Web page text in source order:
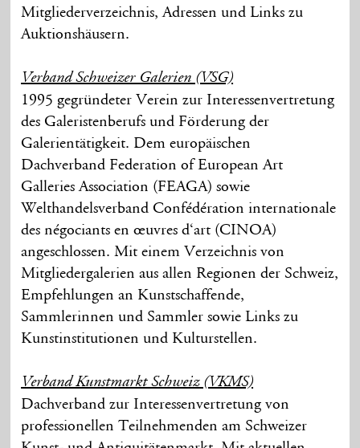
Mitgliederverzeichnis, Adressen und Links zu
Auktionshäusern.
Verband Schweizer Galerien (VSG)
1995 gegründeter Verein zur Interessenvertretung
des Galeristenberufs und Förderung der
Galerientätigkeit. Dem europäischen
Dachverband Federation of European Art
Galleries Association (FEAGA) sowie
Welthandelsverband Confédération internationale
des négociants en œuvres d‘art (CINOA)
angeschlossen. Mit einem Verzeichnis von
Mitgliedergalerien aus allen Regionen der Schweiz,
Empfehlungen an Kunstschaffende,
Sammlerinnen und Sammler sowie Links zu
Kunstinstitutionen und Kulturstellen.
Verband Kunstmarkt Schweiz (VKMS)
Dachverband zur Interessenvertretung von
professionellen Teilnehmenden am Schweizer